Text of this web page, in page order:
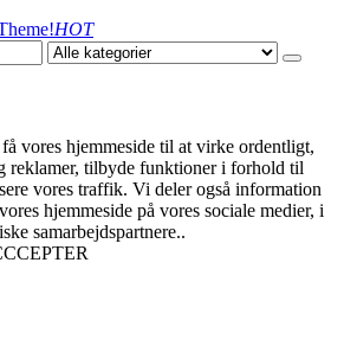
HOT
vores hjemmeside til at virke ordentligt,
reklamer, tilbyde funktioner i forhold til
vores traffik. Vi deler også information
hjemmeside på vores sociale medier, i
samarbejdspartnere..